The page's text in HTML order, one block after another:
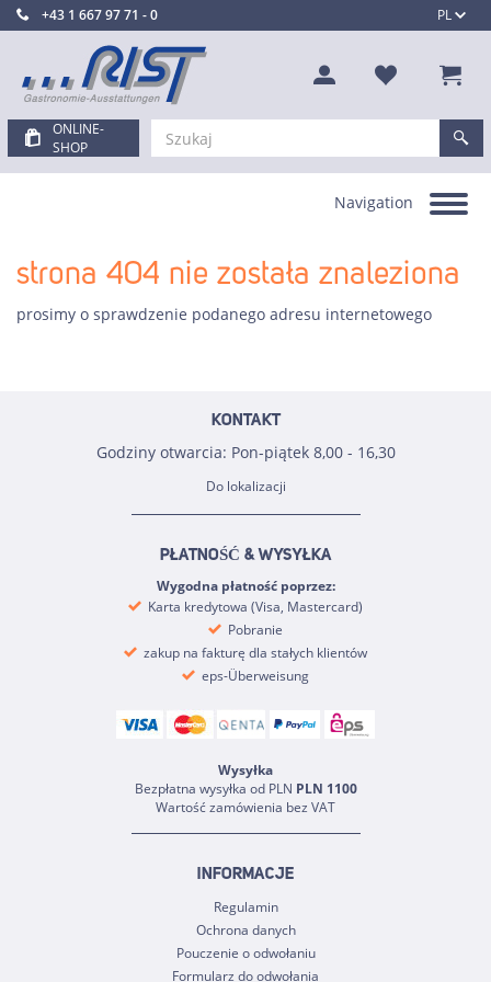
PL
+43 1 667 97 71 - 0
ONLINE-
SHOP
Toggle
Navigation
strona 404 nie została znaleziona
prosimy o sprawdzenie podanego adresu internetowego
KONTAKT
Godziny otwarcia: Pon-piątek 8,00 - 16,30
Do lokalizacji
PŁATNOŚĆ & WYSYŁKA
Wygodna płatność poprzez:
Karta kredytowa (Visa, Mastercard)
Pobranie
zakup na fakturę dla stałych klientów
eps-Überweisung
Wysyłka
Bezpłatna wysyłka od PLN PLN 1100
Wartość zamówienia bez VAT
INFORMACJE
Regulamin
Ochrona danych
Pouczenie o odwołaniu
Formularz do odwołania